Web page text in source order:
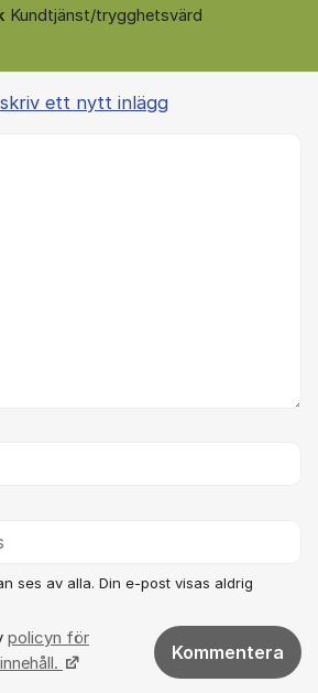
Kundtjänst/trygghetsvärd
skriv ett nytt inlägg
ses av alla. Din e-post visas aldrig
policyn för
Kommentera